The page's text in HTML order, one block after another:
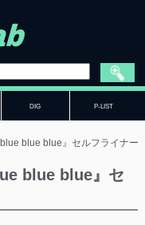
DIG P-LIST
blue blue』セルフライナー
blue blue』セ